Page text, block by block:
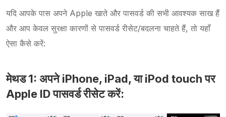
यदि आपके पास अपने Apple खाते और पासवर्ड की सभी आवश्यक साख हैं
और आप केवल सुरक्षा कारणों से पासवर्ड रीसेट/बदलना चाहते हैं, तो यहाँ
ऐसा कैसे करें:
मेथड 1: अपने iPhone, iPad, या iPod touch पर
Apple ID पासवर्ड रीसेट करें: